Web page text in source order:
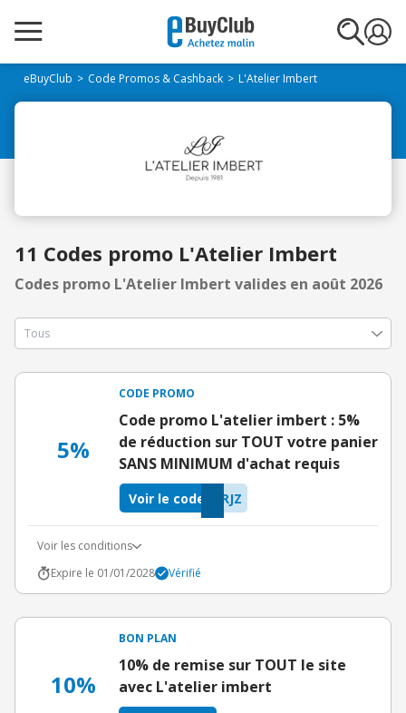
eBuyClub Code Promos & Cashback L'Atelier Imbert
11 Codes promo L'Atelier Imbert
Codes promo L'Atelier Imbert valides en août 2026
5%
CODE PROMO
Code promo L'atelier imbert : 5%
de réduction sur TOUT votre panier
SANS MINIMUM d'achat requis
RJZ
Voir le code
Voir les conditions
Expire le 01/01/2028
Vérifié
10%
BON PLAN
10% de remise sur TOUT le site
avec L'atelier imbert